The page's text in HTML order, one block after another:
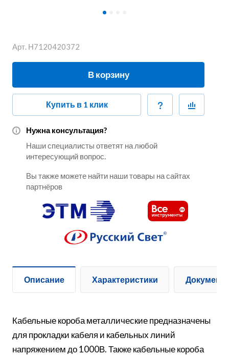
Арт. Н7120420372
В корзину
Купить в 1 клик
Нужна консультация?
Наши специалисты ответят на любой
интересующий вопрос.
Вы также можете найти наши товары на сайтах
партнёров
Описание Характеристики
Кабельные короба металлические предназначены
для прокладки кабеля и кабельных линий
напряжением до 1000В. Также кабельные короба